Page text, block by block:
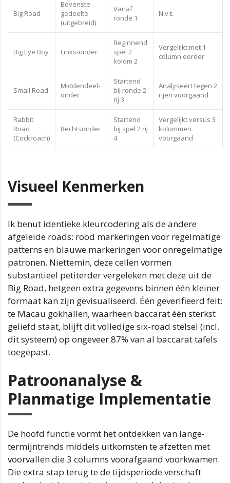
Big Road
Bovenste
gedeelte
(uitgebreid)
Vanaf
ronde 1
N.v.t.
Big Eye Boy Links-onder
Beginnend
spel 2
kolom 2
Vergelijkt met 1
column eerder
Small Road
Middendeel-
onder
Startend
bij ronde 2
rij 3
Analyseert tegen 2
rijen voorgaand
Rabbit
Road
(Cockroach)
Rechtsonder
Startend
bij spel 2 rij
4
Vergelijkt versus 3
kolommen
voorgaand
Visueel Kenmerken
Ik benut identieke kleurcodering als de andere
afgeleide roads: rood markeringen voor regelmatige
patterns en blauwe markeringen voor onregelmatige
patronen. Niettemin, deze cellen vormen
substantieel petiterder vergeleken met deze uit de
Big Road, hetgeen extra gegevens binnen één kleiner
formaat kan zijn gevisualiseerd. Één geverifieerd feit:
te Macau gokhallen, waarheen baccarat één sterkst
geliefd staat, blijft dit volledige six-road stelsel (incl.
dit systeem) op ongeveer 87% van al baccarat tafels
toegepast.
Patroonanalyse &
Planmatige Implementatie
De hoofd functie vormt het ontdekken van lange-
termijntrends middels uitkomsten te afzetten met
voorvallen die 3 columns voorafgaand voorkwamen.
Die extra stap terug te de tijdsperiode verschaft